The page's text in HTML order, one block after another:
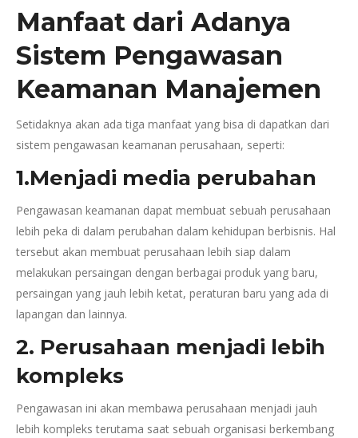
Manfaat dari Adanya
Sistem Pengawasan
Keamanan Manajemen
Setidaknya akan ada tiga manfaat yang bisa di dapatkan dari
sistem pengawasan keamanan perusahaan, seperti:
1.Menjadi media perubahan
Pengawasan keamanan dapat membuat sebuah perusahaan
lebih peka di dalam perubahan dalam kehidupan berbisnis. Hal
tersebut akan membuat perusahaan lebih siap dalam
melakukan persaingan dengan berbagai produk yang baru,
persaingan yang jauh lebih ketat, peraturan baru yang ada di
lapangan dan lainnya.
2. Perusahaan menjadi lebih
kompleks
Pengawasan ini akan membawa perusahaan menjadi jauh
lebih kompleks terutama saat sebuah organisasi berkembang